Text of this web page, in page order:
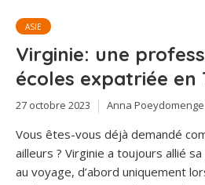
ASIE
Virginie: une
écoles expatriée en
27 octobre 2023 Anna Poeydomenge
Vous êtes-vous déjà demandé
ailleurs ? Virginie a toujours allié
au voyage, d’abord uniquement